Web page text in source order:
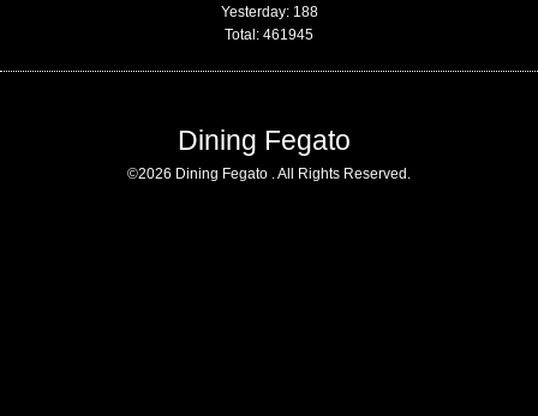
Yesterday: 188
Total: 461945
Dining Fegato
©2026 Dining Fegato . All Rights Reserved.